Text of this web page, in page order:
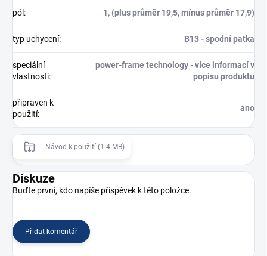
pól: 1, (plus průměr 19,5, mínus průměr 17,9)
typ uchycení: B13 - spodní patka
speciální
vlastnosti:
power-frame technology - více informací v
popisu produktu
připraven k
použití:
ano
Návod k použití (1.4 MB)
Diskuze
Buďte první, kdo napíše příspěvek k této položce.
Přidat komentář